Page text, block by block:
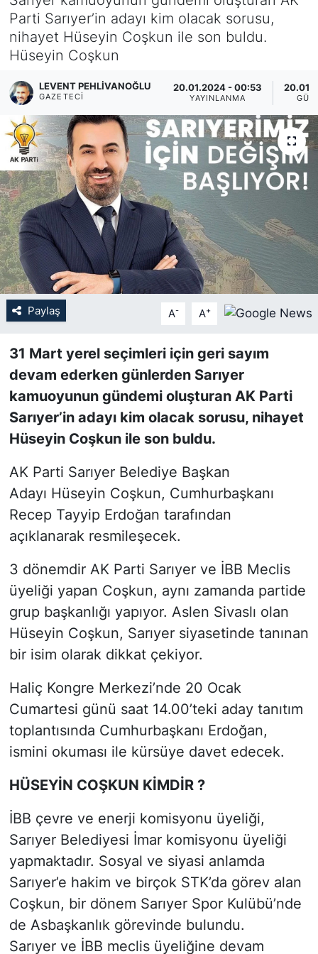
Parti Sarıyer’in adayı kim olacak sorusu,
nihayet Hüseyin Coşkun ile son buldu.
Hüseyin Coşkun
LEVENT PEHLIVANOĞLU
GAZETECI
20.01.2024 - 00:53
YAYINLANMA
Paylaş A- A+
31 Mart yerel seçimleri için geri sayım
devam ederken günlerden Sarıyer
kamuoyunun gündemi oluşturan AK Parti
Sarıyer’in adayı kim olacak sorusu, nihayet
Hüseyin Coşkun ile son buldu.
AK Parti Sarıyer Belediye Başkan
Adayı Hüseyin Coşkun, Cumhurbaşkanı
Recep Tayyip Erdoğan tarafından
açıklanarak resmileşecek.
3 dönemdir AK Parti Sarıyer ve İBB Meclis
üyeliği yapan Coşkun, aynı zamanda partide
grup başkanlığı yapıyor. Aslen Sivaslı olan
Hüseyin Coşkun, Sarıyer siyasetinde tanınan
bir isim olarak dikkat çekiyor.
Haliç Kongre Merkezi’nde 20 Ocak
Cumartesi günü saat 14.00’teki aday tanıtım
toplantısında Cumhurbaşkanı Erdoğan,
ismini okuması ile kürsüye davet edecek.
HÜSEYİN COŞKUN KİMDİR ?
İBB çevre ve enerji komisyonu üyeliği,
Sarıyer Belediyesi İmar komisyonu üyeliği
yapmaktadır. Sosyal ve siyasi anlamda
Sarıyer’e hakim ve birçok STK’da görev alan
Coşkun, bir dönem Sarıyer Spor Kulübü’nde
de Asbaşkanlık görevinde bulundu.
Sarıyer ve İBB meclis üyeliğine devam
KÖŞE YAZILARI
KÖŞE YAZILARI (Arşiv)
KÜLTÜR SANAT
MAGAZİN
RÖPORTAJ
SAĞLIK
SARIYER HABERLERİ
SARIYER İMAR BARIŞI
SEKTÖR
SİYASET
SON DAKİKA HABERİ
SPOR
TÜRKİYE VE DÜNYA GÜNDEMİ
VİDEO GALERİ
YAŞAM